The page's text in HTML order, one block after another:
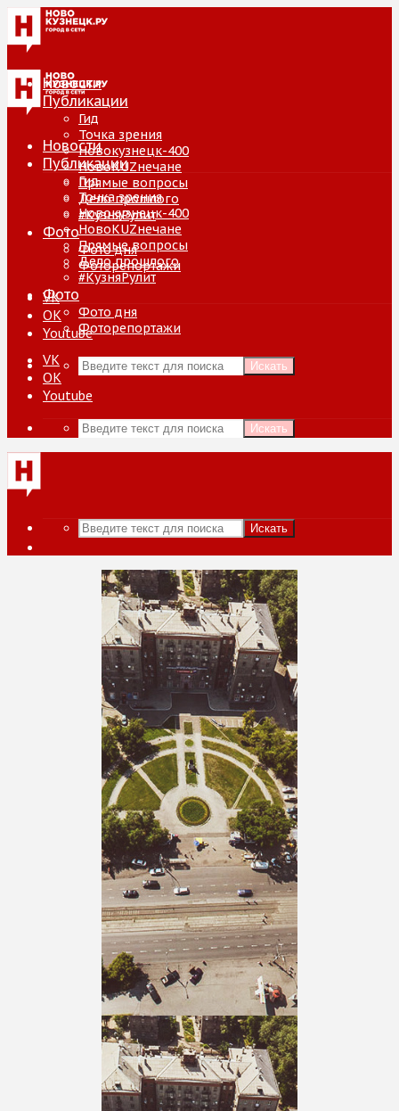
Новости
Публикации
Гид
Точка зрения
Новокузнецк-400
НовоKUZнечане
Прямые вопросы
Дело прошлого
#КузняРулит
Фото
Фото дня
Фоторепортажи
VK
ОК
Youtube
Искать
Новости
Публикации
Гид
Точка зрения
Новокузнецк-400
НовоKUZнечане
Прямые вопросы
Дело прошлого
#КузняРулит
Фото
Фото дня
Фоторепортажи
VK
ОК
Youtube
Искать
Искать